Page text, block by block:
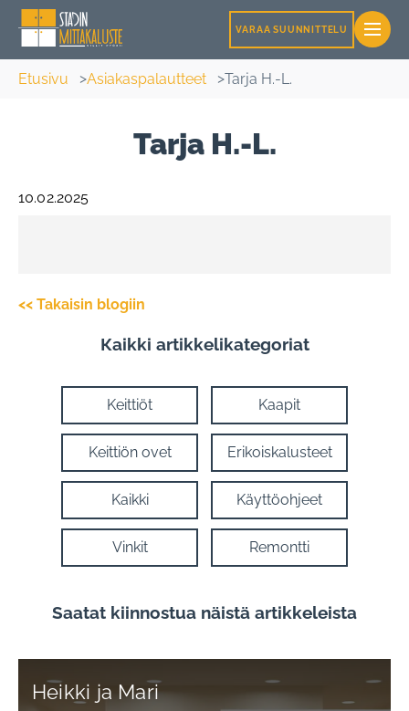
VARAA SUUNNITTELU
Etusivu Asiakaspalautteet Tarja H.-L.
Tarja H.-L.
10.02.2025
<< Takaisin blogiin
Кaikki artikkelikategoriat
Keittiöt Kaapit
Keittiön ovet Erikoiskalusteet
Kaikki Käyttöohjeet
Vinkit Remontti
Saatat kiinnostua näistä artikkeleista
Heikki ja Mari